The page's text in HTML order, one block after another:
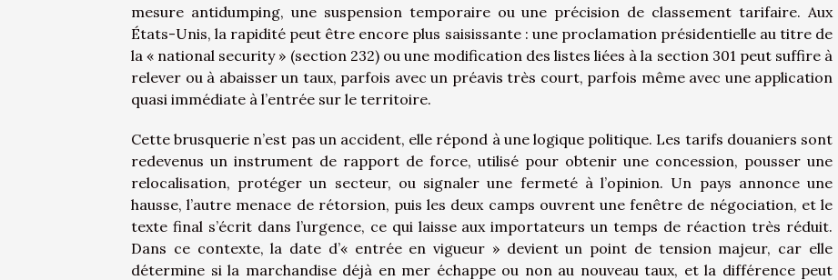
mesure antidumping, une suspension temporaire ou une précision de classement tarifaire. Aux
États-Unis, la rapidité peut être encore plus saisissante : une proclamation présidentielle au titre de
la « national security » (section 232) ou une modification des listes liées à la section 301 peut suffire à
relever ou à abaisser un taux, parfois avec un préavis très court, parfois même avec une application
quasi immédiate à l’entrée sur le territoire.
Cette brusquerie n’est pas un accident, elle répond à une logique politique. Les tarifs douaniers sont
redevenus un instrument de rapport de force, utilisé pour obtenir une concession, pousser une
relocalisation, protéger un secteur, ou signaler une fermeté à l’opinion. Un pays annonce une
hausse, l’autre menace de rétorsion, puis les deux camps ouvrent une fenêtre de négociation, et le
texte final s’écrit dans l’urgence, ce qui laisse aux importateurs un temps de réaction très réduit.
Dans ce contexte, la date d’« entrée en vigueur » devient un point de tension majeur, car elle
détermine si la marchandise déjà en mer échappe ou non au nouveau taux, et la différence peut